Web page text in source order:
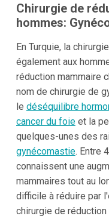
Chirurgie de
hommes:
En Turquie, la
également aux
réduction mammaire
nom de chirurgie de
le déséquilibre
cancer du foieet la
quelques-unes des
gynécomastie. Entre
connaissent une
mammaires tout au
difficile à réduire par
chirurgie de